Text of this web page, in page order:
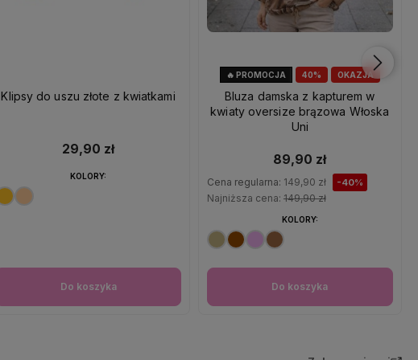
Klipsy do uszu złote z kwiatkami
29,90 zł
Do koszyka
KOLORY:
40% OKAZJA
🔥 PROMOCJA
Bluza damska z kapturem w
kwiaty oversize brązowa Włoska
Uni
89,90 zł
Cena regularna: 149,90 zł -40%
Najniższa cena: 149,90 zł
Do koszyka
KOLORY: